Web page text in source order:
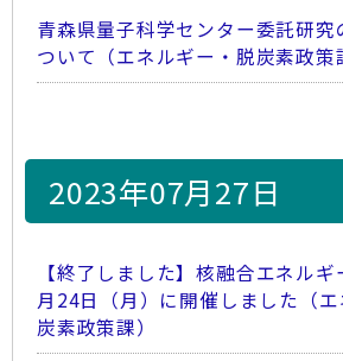
青森県量子科学センター委託研究
ついて（エネルギー・脱炭素政策
2023年07月27日
【終了しました】核融合エネル
月24日（月）に開催しました（
炭素政策課）